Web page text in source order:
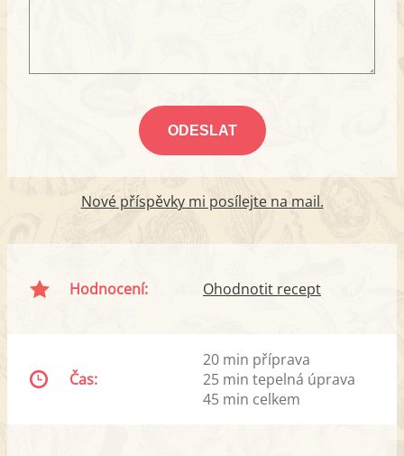
Nové příspěvky mi posílejte na mail.
Hodnocení: Ohodnotit recept
Čas:
20 min příprava
25 min tepelná úprava
45 min celkem